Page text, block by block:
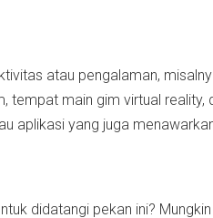
atau pengalaman,
tempat main gim virtual reality,
aplikasi yang juga
didatangi pekan ini?